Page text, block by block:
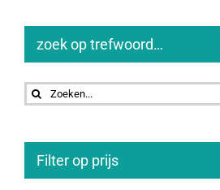
zoek op trefwoord…
Zoeken
naar:
Filter op prijs